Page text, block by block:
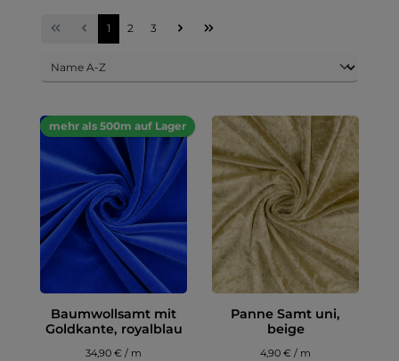
1 2 3
mehr als 500m auf Lager
Baumwollsamt mit
Goldkante, royalblau
34,90 € / m
Panne Samt uni,
beige
4,90 € / m